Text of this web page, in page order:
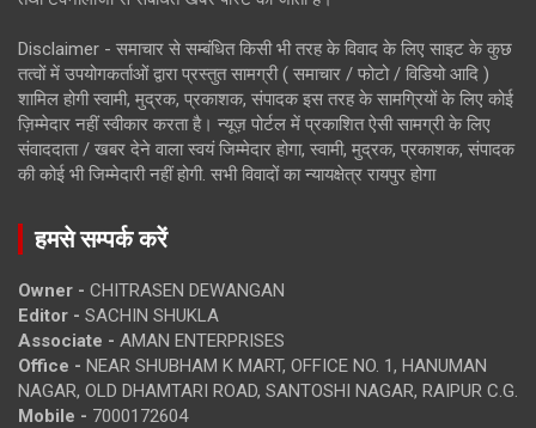
Disclaimer - समाचार से सम्बंधित किसी भी तरह के विवाद के लिए साइट के कुछ
तत्वों में उपयोगकर्ताओं द्वारा प्रस्तुत सामग्री ( समाचार / फोटो / विडियो आदि )
शामिल होगी स्वामी, मुद्रक, प्रकाशक, संपादक इस तरह के सामग्रियों के लिए कोई
ज़िम्मेदार नहीं स्वीकार करता है। न्यूज़ पोर्टल में प्रकाशित ऐसी सामग्री के लिए
संवाददाता / खबर देने वाला स्वयं जिम्मेदार होगा, स्वामी, मुद्रक, प्रकाशक, संपादक
की कोई भी जिम्मेदारी नहीं होगी. सभी विवादों का न्यायक्षेत्र रायपुर होगा
हमसे सम्पर्क करें
Owner - CHITRASEN DEWANGAN
Editor - SACHIN SHUKLA
Associate - AMAN ENTERPRISES
Office - NEAR SHUBHAM K MART, OFFICE NO. 1, HANUMAN
NAGAR, OLD DHAMTARI ROAD, SANTOSHI NAGAR, RAIPUR C.G.
Mobile - 7000172604